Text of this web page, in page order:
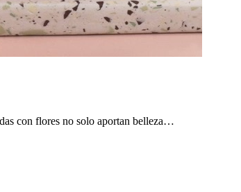
con flores no solo aportan belleza…